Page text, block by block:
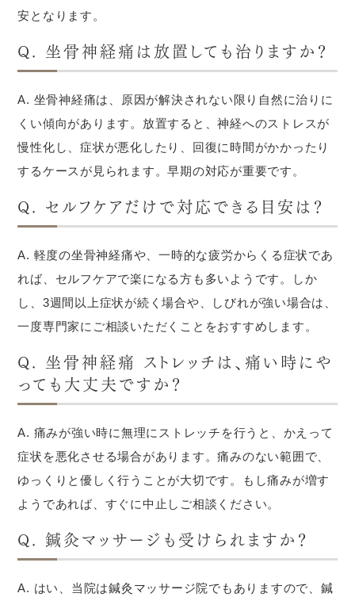
安となります。
Q. 坐骨神経痛は放置しても治りますか？
A. 坐骨神経痛は、原因が解決されない限り自然に治りに
くい傾向があります。放置すると、神経へのストレスが
慢性化し、症状が悪化したり、回復に時間がかかったり
するケースが見られます。早期の対応が重要です。
Q. セルフケアだけで対応できる目安は？
A. 軽度の坐骨神経痛や、一時的な疲労からくる症状であ
れば、セルフケアで楽になる方も多いようです。しか
し、3週間以上症状が続く場合や、しびれが強い場合は、
一度専門家にご相談いただくことをおすすめします。
Q. 坐骨神経痛 ストレッチは、痛い時にや
っても大丈夫ですか？
A. 痛みが強い時に無理にストレッチを行うと、かえって
症状を悪化させる場合があります。痛みのない範囲で、
ゆっくりと優しく行うことが大切です。もし痛みが増す
ようであれば、すぐに中止しご相談ください。
Q. 鍼灸マッサージも受けられますか？
A. はい、当院は鍼灸マッサージ院でもありますので、鍼